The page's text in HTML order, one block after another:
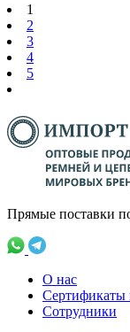
1
2
3
4
5
Прямые поставки
О нас
Сертификаты
Сотрудники